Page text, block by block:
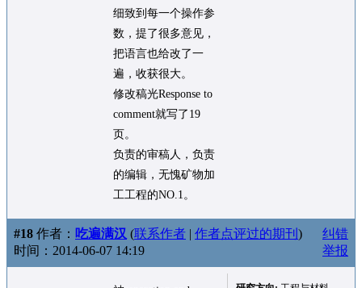
细致到每一个操作参
数，提了很多意见，
把语言也给改了一
遍，收获很大。
修改稿光Response to
comment就写了19
页。
负责的审稿人，负责
的编辑，无愧矿物加
工工程的NO.1。
#18 作者： 吃遍满汉 (联系作者 | 作者点评过的期刊 )
时间：2014-06-07 14:19
纠错
举报